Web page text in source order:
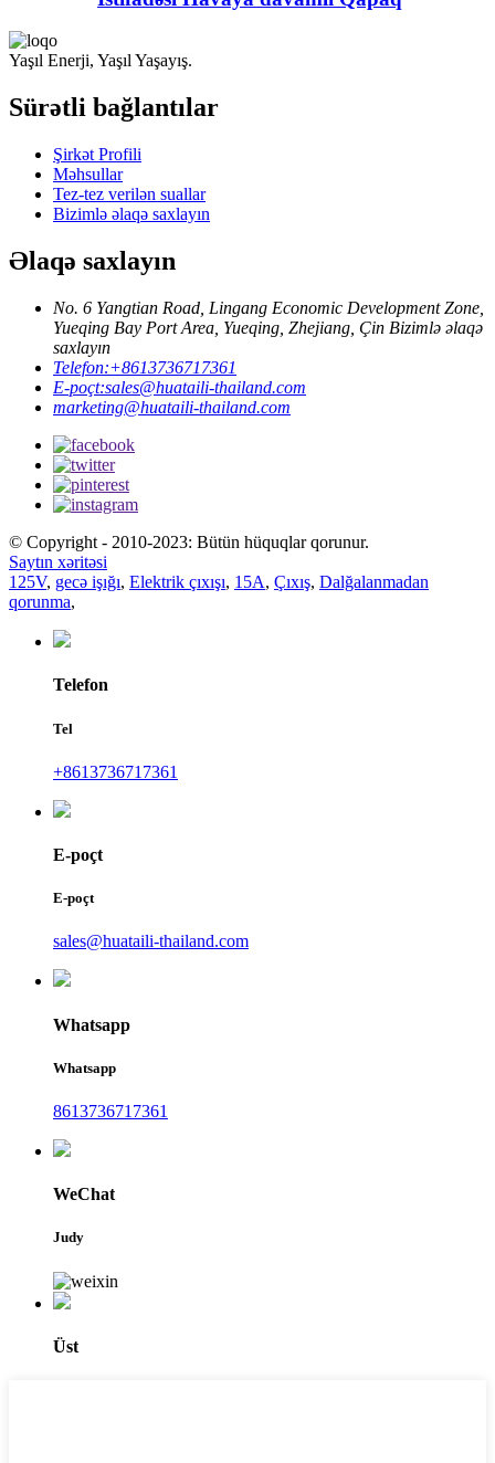
Yaşıl Enerji, Yaşıl Yaşayış.
Sürətli bağlantılar
Şirkət Profili
Məhsullar
Tez-tez verilən suallar
Bizimlə əlaqə saxlayın
Əlaqə saxlayın
No. 6 Yangtian Road, Lingang Economic Development Zone,
Yueqing Bay Port Area, Yueqing, Zhejiang, Çin Bizimlə əlaqə
saxlayın
Telefon:+8613736717361
E-poçt:sales@huataili-thailand.com
marketing@huataili-thailand.com
© Copyright - 2010-2023: Bütün hüquqlar qorunur.
Saytın xəritəsi
125V, gecə işığı, Elektrik çıxışı, 15A, Çıxış, Dalğalanmadan
qorunma,
Telefon
Tel
+8613736717361
E-poçt
E-poçt
sales@huataili-thailand.com
Whatsapp
Whatsapp
8613736717361
WeChat
Judy
Üst